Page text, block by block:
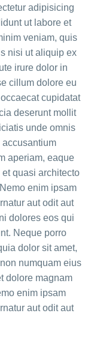
adipisicing
ut labore et
veniam, quis
nisi ut aliquip ex
irure dolor in
cillum dolore eu
cupidatat
deserunt mollit
unde omnis
aperiam, eaque
quasi architecto
enim ipsam
aut odit aut
dolores eos qui
Neque porro
dolor sit amet,
numquam eius
dolore magnam
enim ipsam
aut odit aut